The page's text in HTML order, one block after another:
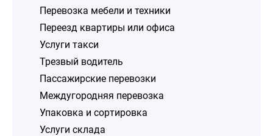
Перевозка мебели и техники
Переезд квартиры или офиса
Услуги такси
Трезвый водитель
Пассажирские перевозки
Междугородняя перевозка
Упаковка и сортировка
Услуги склада